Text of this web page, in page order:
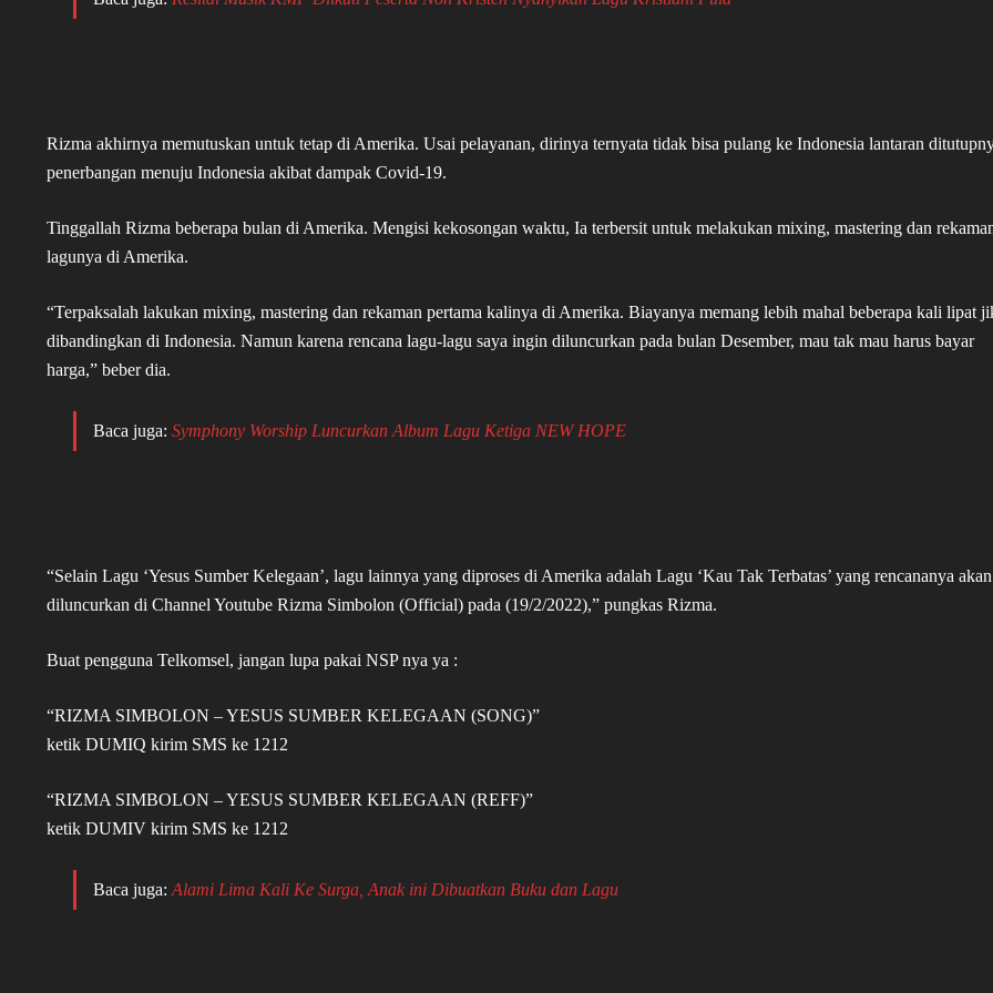
Rizma akhirnya memutuskan untuk tetap di Amerika. Usai pelayanan, dirinya ternyata tidak bisa pulang ke Indonesia lantaran
penerbangan menuju Indonesia akibat dampak Covid-19.
Tinggallah Rizma beberapa bulan di Amerika. Mengisi kekosongan waktu, Ia terbersit untuk melakukan mixing, mastering dan
lagunya di Amerika.
“Terpaksalah lakukan mixing, mastering dan rekaman pertama kalinya di Amerika. Biayanya memang lebih mahal beberapa kali lipat
dibandingkan di Indonesia. Namun karena rencana lagu-lagu saya ingin diluncurkan pada bulan Desember, mau tak mau harus bayar
harga,” beber dia.
Baca juga: Symphony Worship Luncurkan Album Lagu Ketiga NEW HOPE
“Selain Lagu ‘Yesus Sumber Kelegaan’, lagu lainnya yang diproses di Amerika adalah Lagu ‘Kau Tak Terbatas’ yang rencananya akan
diluncurkan di Channel Youtube Rizma Simbolon (Official) pada (19/2/2022),” pungkas Rizma.
Buat pengguna Telkomsel, jangan lupa pakai NSP nya ya :
“RIZMA SIMBOLON – YESUS SUMBER KELEGAAN (SONG)”
ketik DUMIQ kirim SMS ke 1212
“RIZMA SIMBOLON – YESUS SUMBER KELEGAAN (REFF)”
ketik DUMIV kirim SMS ke 1212
Baca juga: Alami Lima Kali Ke Surga, Anak ini Dibuatkan Buku dan Lagu